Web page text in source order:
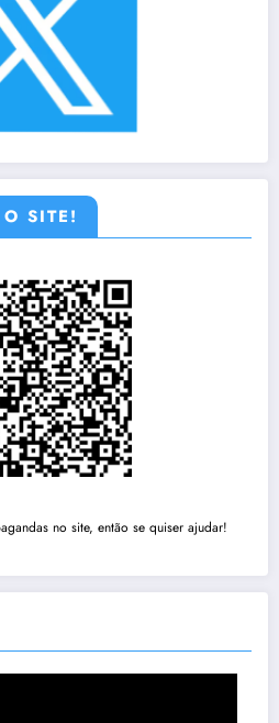
SITE!
no site, então se quiser ajudar!